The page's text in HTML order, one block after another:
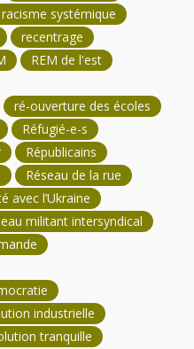
racisme systémique
recentrage
REM de l'est
ré-ouverture des écoles
Réfugié-e-s
Républicains
Réseau de la rue
avec l’Ukraine
militant intersyndical
industrielle
tranquille